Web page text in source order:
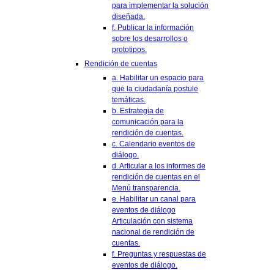
para implementar la solución
diseñada.
f. Publicar la información
sobre los desarrollos o
prototipos.
Rendición de cuentas
a. Habilitar un espacio para
que la ciudadanía postule
temáticas.
b. Estrategia de
comunicación para la
rendición de cuentas.
c. Calendario eventos de
diálogo.
d. Articular a los informes de
rendición de cuentas en el
Menú transparencia.
e. Habilitar un canal para
eventos de diálogo
Articulación con sistema
nacional de rendición de
cuentas.
f. Preguntas y respuestas de
eventos de diálogo.